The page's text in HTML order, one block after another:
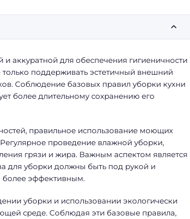
аккуратной для обеспечения гигиеничности
поддерживать эстетичный внешний
Соблюдение базовых правил уборки кухни
более длительному сохранению его
правильное использование моющих
проведение влажной уборки,
грязи и жира. Важным аспектом является
для уборки должны быть под рукой и
более эффективным.
уборки и использовании экологически
среде. Соблюдая эти базовые правила,